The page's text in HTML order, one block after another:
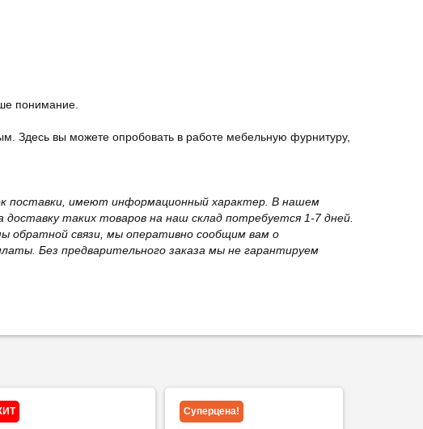
понимание.
Здесь вы можете опробовать в работе мебельную фурнитуру,
поставки, имеют информационный характер. В нашем
таких товаров на наш склад потребуется 1-7 дней.
обратной связи, мы оперативно сообщим вам о
Без предварительного заказа мы не гарантируем
Суперцена!